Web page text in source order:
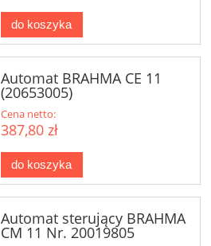
do koszyka
Automat BRAHMA CE 11
(20653005)
Cena netto:
387,80 zł
do koszyka
Automat sterujący BRAHMA
CM 11 Nr. 20019805